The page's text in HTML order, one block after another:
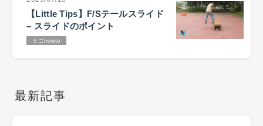
【Little Tips】F/Sテールスライド
– スライドのポイント
ミニhowto
最新記事